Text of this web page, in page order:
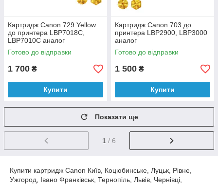
Картридж Canon 729 Yellow
до принтера LBP7018C,
LВP7010C аналог
Готово до відправки
1 700 ₴
Купити
Картридж Canon 703 до
принтера LBP2900, LBP3000
аналог
Готово до відправки
1 500 ₴
Купити
Показати ще
1 / 6
Купити картридж Canon Київ, Коцюбинське, Луцьк, Рівне,
Ужгород, Івано Франківськ, Тернопіль, Львів, Чернівці,